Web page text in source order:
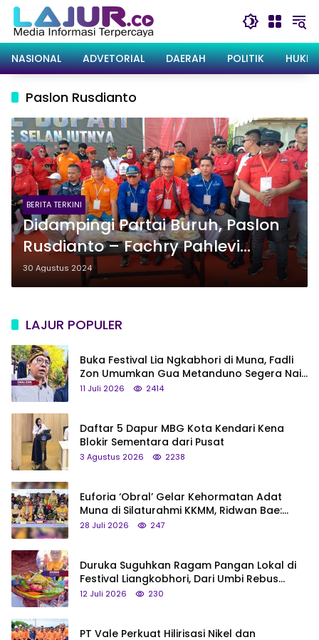
Langsung
konten
NASIONAL
ADVETORIAL DAERAH POLITIK
Paslon Rusdianto
BERITA TERKINI
Didampingi Partai Buruh, Paslon
Rusdianto – Fachry Pahlevi
Konggoasa Resmi Daftar ke KPU
Konawe
30 Agustus 2024
LAJUR POPULER
Buka Festival Lia Ngkabhori di Muna, Fadli
Zon Umumkan Gua Metanduno Segera Naik
Status Jadi Cagar Budaya Nasional
11 Juli 2026 2414
Daftar 5 Dapur MBG Kota Kendari Kena
Blokir Sementara dari Pusat
3 Agustus 2026 2238
Euforia ‘Obral’ Gelar Kehormatan Adat
Muna di Silaturahmi KKMM, Ridwan Bae:
Saya Bukan Tipe Begitu, Belum Pantas!
28 Juli 2026 247
Duruka Suguhkan Ragam Pangan Lokal di
Festival Liangkobhori, Dari Umbi Rebus
hingga Tumpeng Beras Muna
12 Juli 2026 230
PT Vale Perkuat Hilirisasi Nikel dan